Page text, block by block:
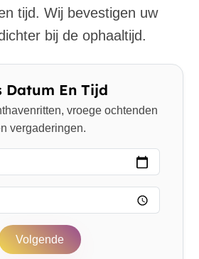
tijd. Wij bevestigen uw
bij de ophaaltijd.
Datum En Tijd
vroege ochtenden
vergaderingen.
Volgende